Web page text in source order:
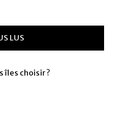
LUS
îles choisir ?